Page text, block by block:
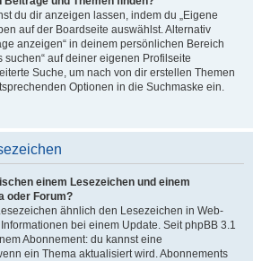
du dir anzeigen lassen, indem du „Eigene
auf der Boardseite auswählst. Alternativ
anzeigen“ in deinem persönlichen Bereich
suchen“ auf deiner eigenen Profilseite
Suche, um nach von dir erstellen Themen
Optionen in die Suchmaske ein.
einem Lesezeichen und einem
oder Forum?
ähnlich den Lesezeichen in Web-
bei einem Update. Seit phpBB 3.1
Abonnement: du kannst eine
ein Thema aktualisiert wird. Abonnements